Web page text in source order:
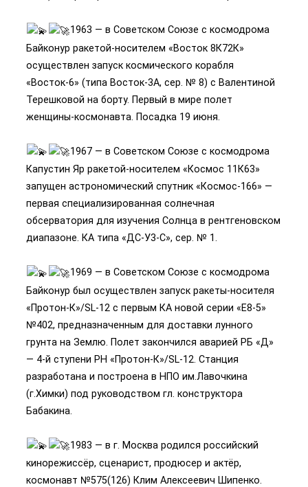
1963 — в Советском Союзе с космодрома
Байконур ракетой-носителем «Восток 8К72К»
осуществлен запуск космического корабля
«Восток-6» (типа Восток-3А, сер. № 8) с Валентиной
Терешковой на борту. Первый в мире полет
женщины-космонавта. Посадка 19 июня.
1967 — в Советском Союзе с космодрома
Капустин Яр ракетой-носителем «Космос 11К63»
запущен астрономический спутник «Космос-166» —
первая специализированная солнечная
обсерватория для изучения Солнца в рентгеновском
диапазоне. КА типа «ДС-У3-С», сер. № 1.
1969 — в Советском Союзе с космодрома
Байконур был осуществлен запуск ракеты-носителя
«Протон-К»/SL-12 с первым КА новой серии «Е8-5»
№402, предназначенным для доставки лунного
грунта на Землю. Полет закончился аварией РБ «Д»
— 4-й ступени РН «Протон-К»/SL-12. Станция
разработана и построена в НПО им.Лавочкина
(г.Химки) под руководством гл. конструктора
Бабакина.
1983 — в г. Москва родился российский
кинорежиссёр, сценарист, продюсер и актёр,
космонавт №575(126) Клим Алексеевич Шипенко.